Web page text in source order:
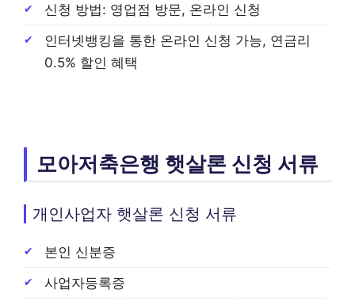
신청 방법: 영업점 방문, 온라인 신청
인터넷뱅킹을 통한 온라인 신청 가능, 연금리
0.5% 할인 혜택
모아저축은행 햇살론 신청 서류
개인사업자 햇살론 신청 서류
본인 신분증
사업자등록증